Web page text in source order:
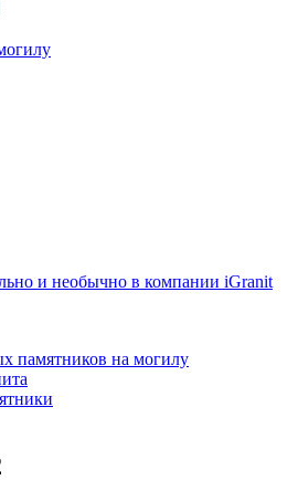
и необычно в компании iGranit
памятников на могилу